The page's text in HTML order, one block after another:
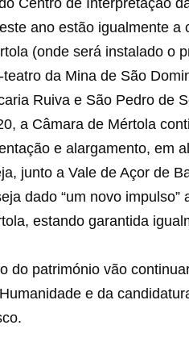
Centro de Interpretação
ano estão igualmente a
(onde será instalado o
da Mina de São
Ruiva e São Pedro de
a Câmara de Mértola
e alargamento, em
junto a Vale de Açor de
dado “um novo
estando garantida
do património vão
e da